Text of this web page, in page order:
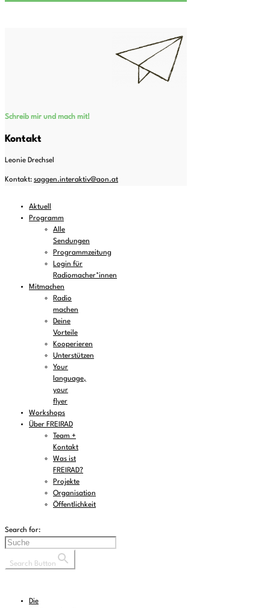
Schreib mir und mach mit!
Kontakt
Leonie Drechsel
Kontakt: saggen.interaktiv@aon.at
Aktuell
Programm
Alle
Sendungen
Programmzeitung
Login für
Radiomacher*innen
Mitmachen
Radio
machen
Deine
Vorteile
Kooperieren
Unterstützen
Your
language,
your
flyer
Workshops
Über FREIRAD
Team +
Kontakt
Was ist
FREIRAD?
Projekte
Organisation
Öffentlichkeit
Search for:
Search Button
Die